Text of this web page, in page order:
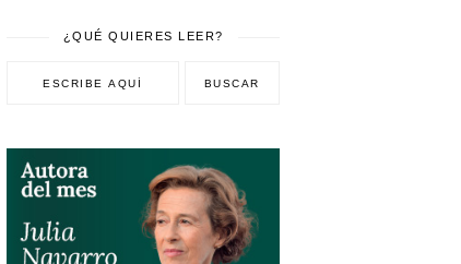
¿QUÉ QUIERES LEER?